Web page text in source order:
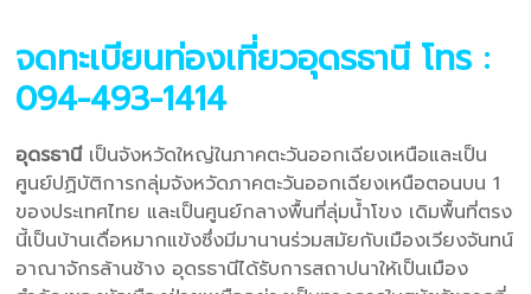
จดทะเบียนท่องเที่ยวอุดรธานีโทร :
094-493-1414
อุดรธานีเป็นจังหวัดใหญ่ในภาคตะวันออกเฉียงเหนือและเป็น
ศูนย์ปฏิบัติการกลุ่มจังหวัดภาคตะวันออกเฉียงเหนือตอนบน 1
ของประเทศไทย และเป็นศูนย์กลางพื้นที่ลุ่มน้ำโขง เดิมพื้นที่ตรง
นี้เป็นบ้านเดื่อหมากแข้งซึ่งมีมานานร่วมสมัยกับเมืองเวียงจันทน์
อาณาจักรล้านช้าง อุดรธานีได้รับการสถาปนาให้เป็นเมือง